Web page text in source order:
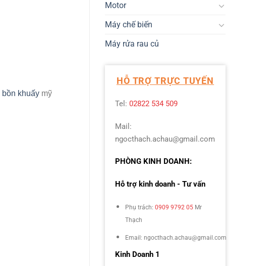
bồn khuấy mỹ
Motor
Máy chế biến
Máy rửa rau củ
HỖ TRỢ TRỰC TUYẾN
Tel: 02822 534 509
Mail:
ngocthach.achau@gmail.com
PHÒNG KINH DOANH:
Hỗ trợ kinh doanh - Tư vấn
Phụ trách: 0909 9792 05 Mr
Thạch
Email: ngocthach.achau@gmail.com
Kinh Doanh 1